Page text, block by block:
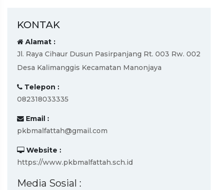
KONTAK
Alamat :
Jl. Raya Cihaur Dusun Pasirpanjang Rt. 003 Rw. 002
Desa Kalimanggis Kecamatan Manonjaya
Telepon :
082318033335
Email :
pkbmalfattah@gmail.com
Website :
https://www.pkbmalfattah.sch.id
Media Sosial :